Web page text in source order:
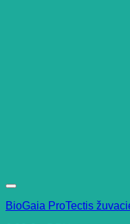
BioGaia ProTectis